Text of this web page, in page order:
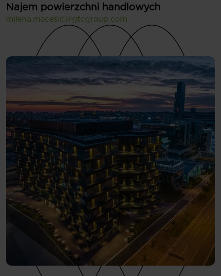
Najem powierzchni handlowych
milena.macesic@gtcgroup.com